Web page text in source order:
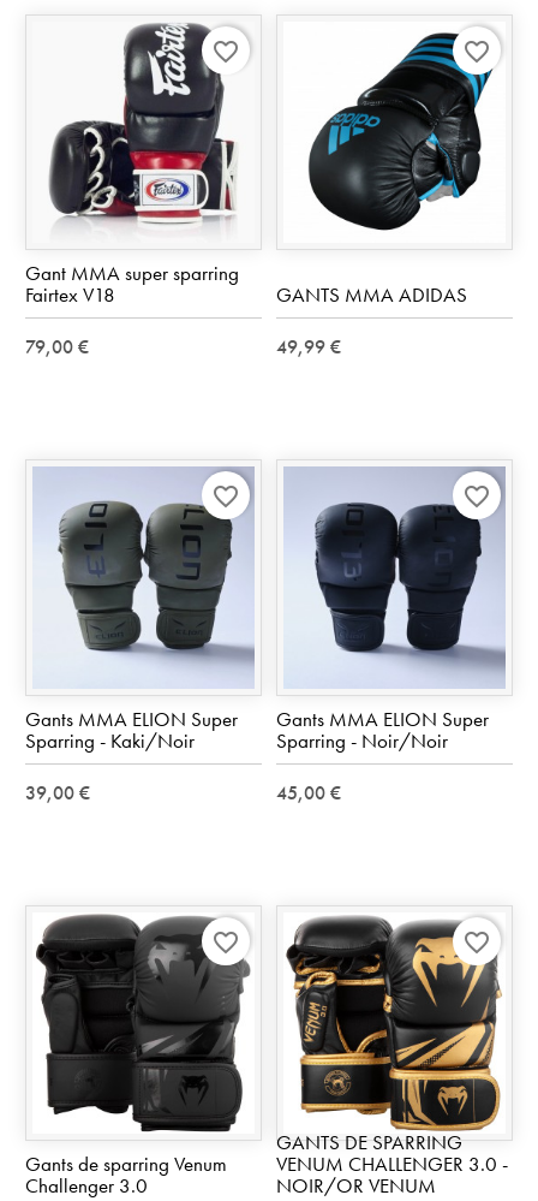
Gant MMA super sparring
Fairtex V18
79,00 €
favorite_border
GANTS MMA ADIDAS
49,99 €
favorite_border
Gants MMA ELION Super
Sparring - Kaki/Noir
39,00 €
favorite_border
Gants MMA ELION Super
Sparring - Noir/Noir
45,00 €
favorite_border
Gants de sparring Venum
Challenger 3.0
favorite_border
GANTS DE SPARRING
VENUM CHALLENGER 3.0 -
NOIR/OR VENUM
favorite_border